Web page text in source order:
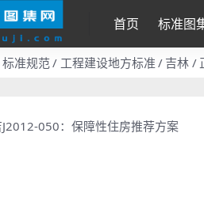
首页 标准图
标准规范 工程建设地方标准 吉林